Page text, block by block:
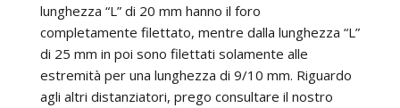
lunghezza “L” di 20 mm hanno il foro
completamente filettato, mentre dalla lunghezza “L”
di 25 mm in poi sono filettati solamente alle
estremità per una lunghezza di 9/10 mm. Riguardo
agli altri distanziatori, prego consultare il nostro